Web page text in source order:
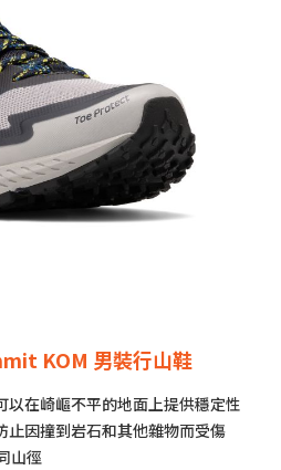
KOM 男裝行山鞋
以在崎嶇不平的地面上提供穩定性
止因撞到岩石和其他雜物而受傷
山徑